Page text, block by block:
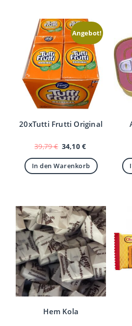
Angebot!
20xTutti Frutti Original
39,79€ Ursprünglicher
Preis
war:
39,79 €
34,10 €
Preis
ist:
34,10 €.
In den Warenkorb
Hem Kola